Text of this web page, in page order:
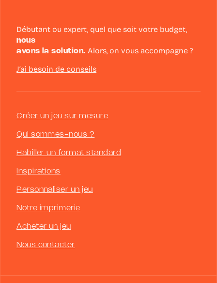
Débutant ou expert, quel que soit votre budget,
nous
avons la solution. Alors, on vous accompagne ?
J’ai besoin de conseils
Créer un jeu sur mesure
Qui sommes-nous ?
Habiller un format standard
Inspirations
Personnaliser un jeu
Notre imprimerie
Acheter un jeu
Nous contacter